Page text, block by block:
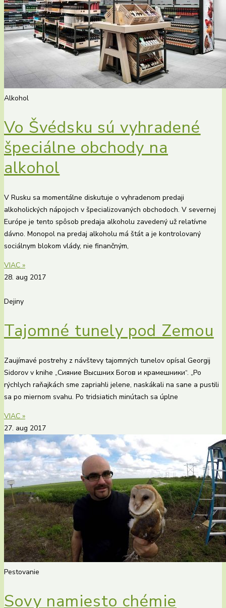
Alkohol
Vo Švédsku sú vyhradené
špeciálne obchody na
alkohol
V Rusku sa momentálne diskutuje o vyhradenom predaji
alkoholických nápojoch v špecializovaných obchodoch. V severnej
Európe je tento spôsob predaja alkoholu zavedený už relatívne
dávno. Monopol na predaj alkoholu má štát a je kontrolovaný
sociálnym blokom vlády, nie finančným,
VIAC »
28. aug 2017
Dejiny
Tajomné tunely pod Zemou
Zaujímavé postrehy z návštevy tajomných tunelov opísal Georgij
Sidorov v knihe „Сияние Высшних Богов и крамешники“. „Po
rýchlych raňajkách sme zapriahli jelene, naskákali na sane a pustili
sa po miernom svahu. Po tridsiatich minútach sa úplne
VIAC »
27. aug 2017
Pestovanie
Sovy namiesto chémie